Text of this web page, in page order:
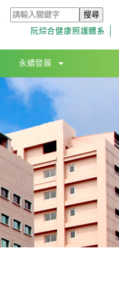
阮綜合健康照護體系
永續發展